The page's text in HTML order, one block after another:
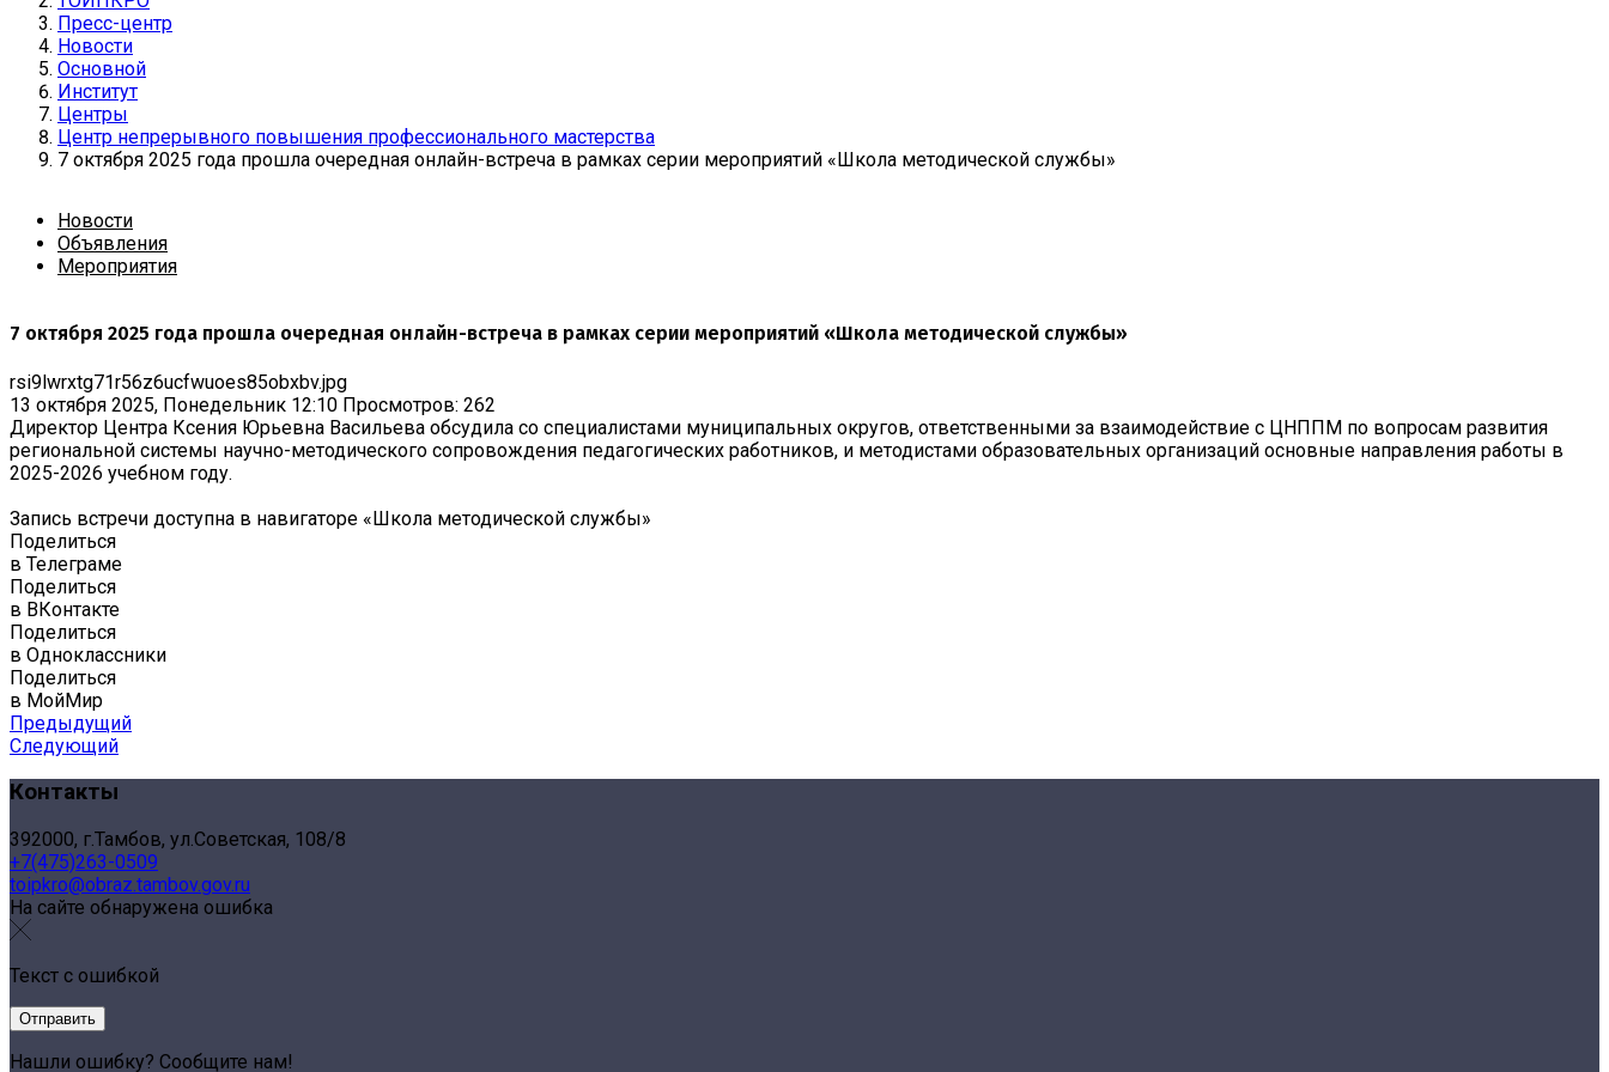
Пресс-центр
Новости
Основной
Институт
Центры
Центр непрерывного повышения профессионального мастерства
7 октября 2025 года прошла очередная онлайн-встреча в рамках серии мероприятий «Школа методической службы»
Новости
Объявления
Мероприятия
7 октября 2025 года прошла очередная онлайн-встреча в рамках серии мероприятий «Школа методической службы»
rsi9lwrxtg71r56z6ucfwuoes85obxbv.jpg
13 октября 2025, Понедельник 12:10 Просмотров: 262
Директор Центра Ксения Юрьевна Васильева обсудила со специалистами муниципальных округов, ответственными за взаимодействие с ЦНППМ по вопросам развития
региональной системы научно-методического сопровождения педагогических работников, и методистами образовательных организаций основные направления работы в
2025-2026 учебном году.
Запись встречи доступна в навигаторе «Школа методической службы»
Поделиться
в Телеграме
Поделиться
в ВКонтакте
Поделиться
в Одноклассники
Поделиться
в МойМир
Предыдущий
Следующий
Контакты
392000, г.Тамбов, ул.Советская, 108/8
+7(475)263-0509
toipkro@obraz.tambov.gov.ru
На сайте обнаружена ошибка
Текст с ошибкой
Нашли ошибку? Сообщите нам!